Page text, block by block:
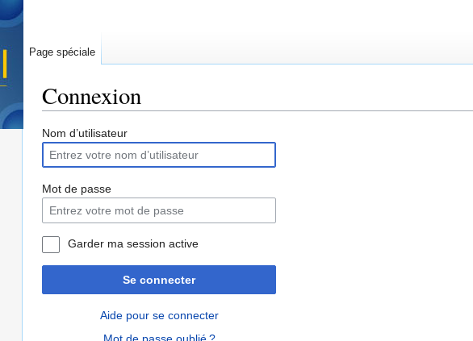
Connexion
Nom d’utilisateur
Mot de passe
Garder ma session active
Se connecter
Aide pour se connecter
Mot de passe oublié ?
Page spéciale